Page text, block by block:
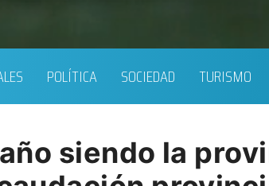
POLÍTICA SOCIEDAD TURISMO
siendo la